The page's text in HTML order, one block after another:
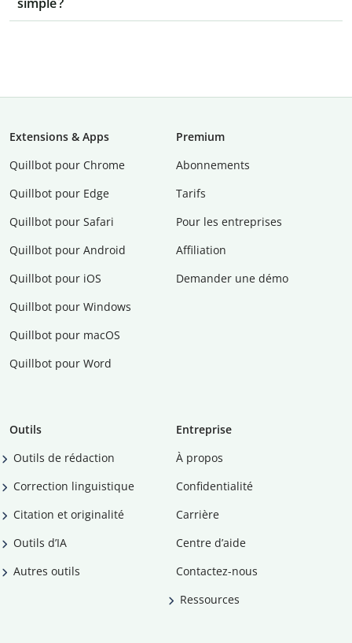
Extensions & Apps
Quillbot pour Chrome
Quillbot pour Edge
Quillbot pour Safari
Quillbot pour Android
Quillbot pour iOS
Quillbot pour Windows
Quillbot pour macOS
Quillbot pour Word
Premium
Abonnements
Tarifs
Pour les entreprises
Affiliation
Demander une démo
Outils
Outils de rédaction
Correction linguistique
Citation et originalité
Outils d’IA
Autres outils
Entreprise
À propos
Confidentialité
Carrière
Centre d’aide
Contactez-nous
Ressources